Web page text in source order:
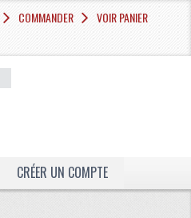
COMMANDER VOIR PANIER
CRÉER UN COMPTE